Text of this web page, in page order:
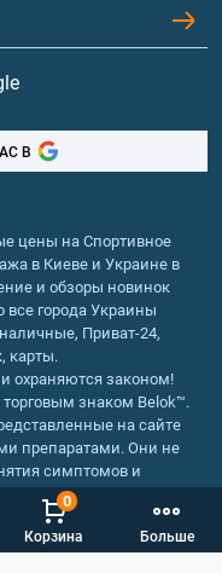
Корзина
0
Больше
В
цены на Спортивное
в Киеве и Украине в
и обзоры новинок
все города Украины
Приват-24,
карты.
охраняются законом!
знаком Belok™.
на сайте
препаратами. Они не
симптомов и
магазин спортивного